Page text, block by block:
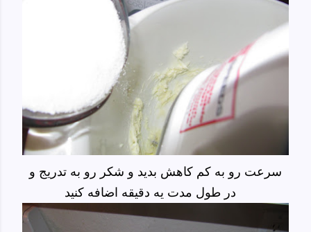
سرعت رو به کم کاهش بدید و شکر رو به تدریج و